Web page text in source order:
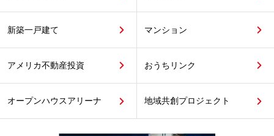
新築一戸建て マンション
アメリカ不動産投資 おうちリンク
オープンハウスアリーナ 地域共創プロジェクト